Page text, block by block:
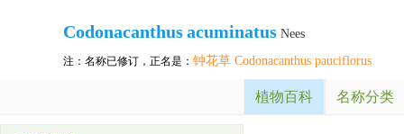
Codonacanthusacuminatus Nees
注：名称已修订，正名是： 钟花草 Codonacanthus pauciflorus
植物百科 名称分类